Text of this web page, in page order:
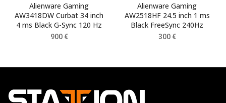
Alienware Gaming
AW3418DW Curbat 34 inch
4 ms Black G-Sync 120 Hz
900 €
Alienware Gaming
AW2518HF 24.5 inch 1 ms
Black FreeSync 240Hz
300 €